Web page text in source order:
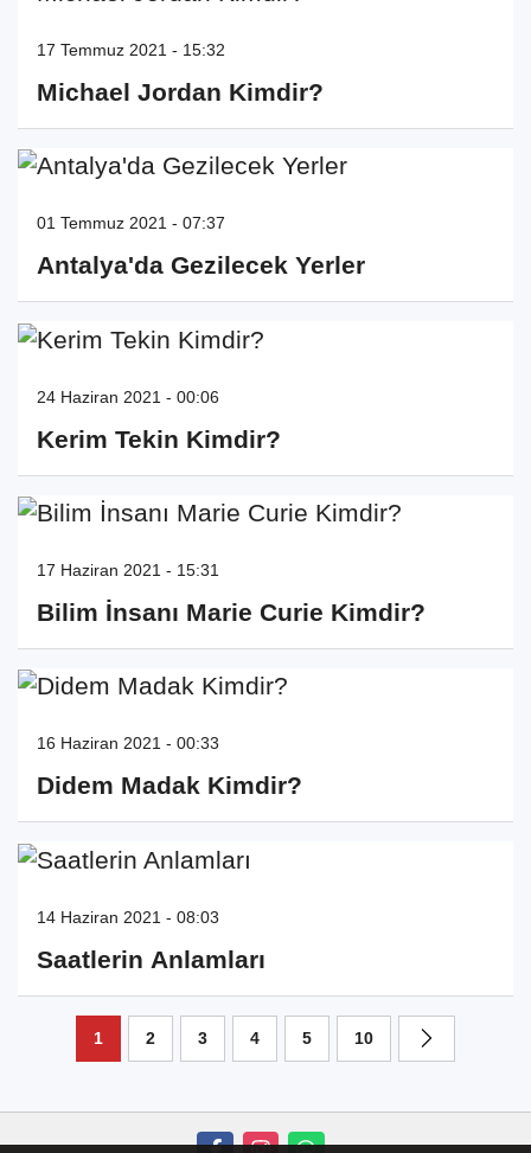
17 Temmuz 2021 - 15:32
Michael Jordan Kimdir?
01 Temmuz 2021 - 07:37
Antalya'da Gezilecek Yerler
24 Haziran 2021 - 00:06
Kerim Tekin Kimdir?
17 Haziran 2021 - 15:31
Bilim İnsanı Marie Curie Kimdir?
16 Haziran 2021 - 00:33
Didem Madak Kimdir?
14 Haziran 2021 - 08:03
Saatlerin Anlamları
1 2 3 4 5 10